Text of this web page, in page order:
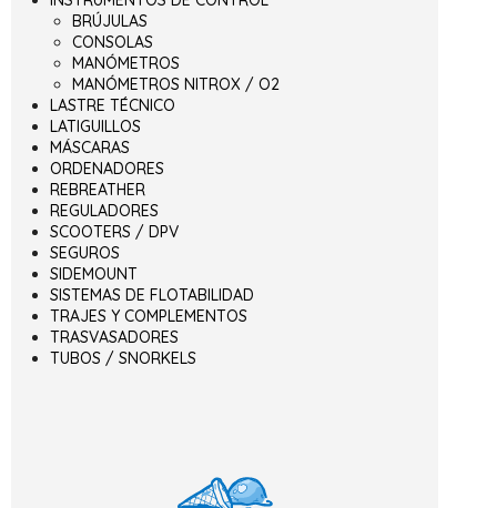
BRÚJULAS
CONSOLAS
MANÓMETROS
MANÓMETROS NITROX / O2
LASTRE TÉCNICO
LATIGUILLOS
MÁSCARAS
ORDENADORES
REBREATHER
REGULADORES
SCOOTERS / DPV
SEGUROS
SIDEMOUNT
SISTEMAS DE FLOTABILIDAD
TRAJES Y COMPLEMENTOS
TRASVASADORES
TUBOS / SNORKELS